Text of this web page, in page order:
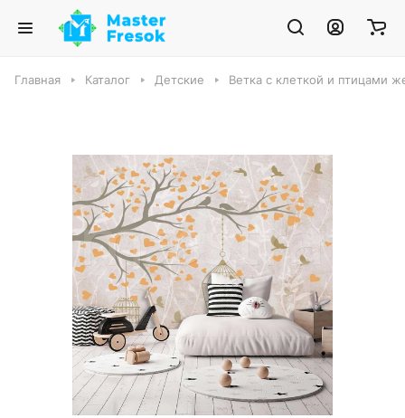
Главная Каталог Детские Ветка с клеткой и птицами